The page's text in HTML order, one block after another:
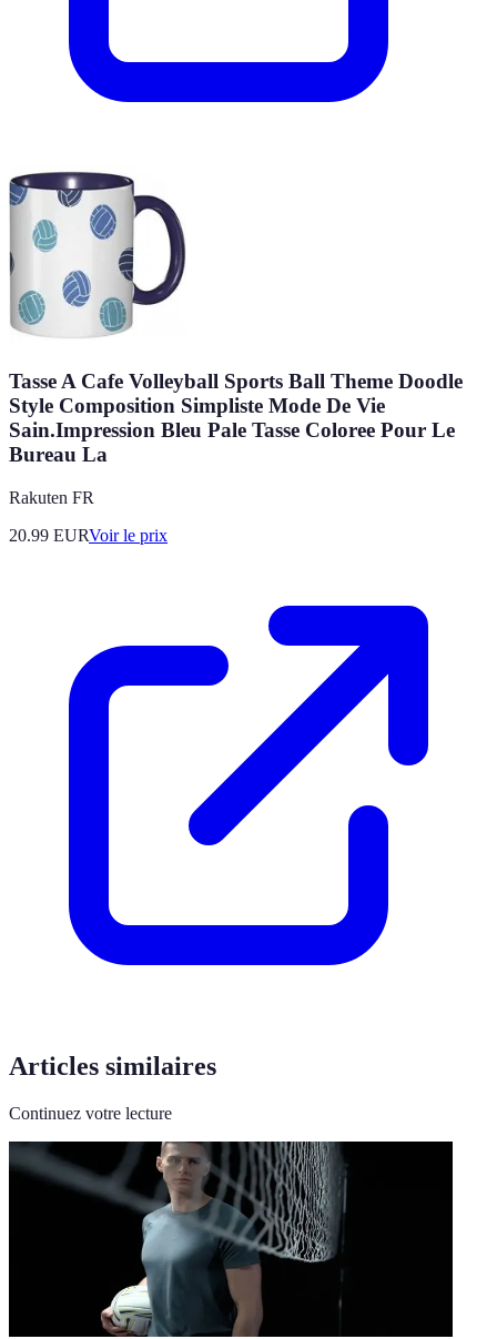
Tasse A Cafe Volleyball Sports Ball Theme Doodle
Style Composition Simpliste Mode De Vie
Sain.Impression Bleu Pale Tasse Coloree Pour Le
Bureau La
Rakuten FR
20.99 EURVoir le prix
Articles similaires
Continuez votre lecture